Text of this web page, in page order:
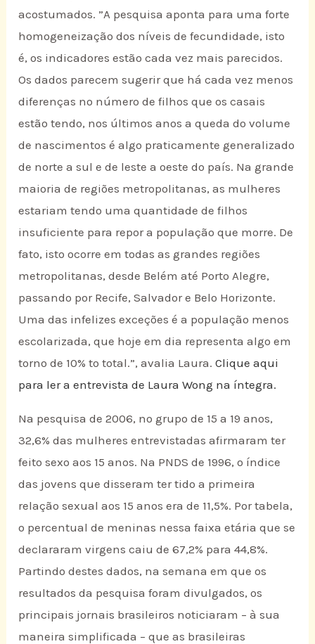
acostumados. ”A pesquisa aponta para uma forte
homogeneização dos níveis de fecundidade, isto
é, os indicadores estão cada vez mais parecidos.
Os dados parecem sugerir que há cada vez menos
diferenças no número de filhos que os casais
estão tendo, nos últimos anos a queda do volume
de nascimentos é algo praticamente generalizado
de norte a sul e de leste a oeste do país. Na grande
maioria de regiões metropolitanas, as mulheres
estariam tendo uma quantidade de filhos
insuficiente para repor a população que morre. De
fato, isto ocorre em todas as grandes regiões
metropolitanas, desde Belém até Porto Alegre,
passando por Recife, Salvador e Belo Horizonte.
Uma das infelizes exceções é a população menos
escolarizada, que hoje em dia representa algo em
torno de 10% to total.”, avalia Laura.Clique aqui
para ler a entrevista de Laura Wong na íntegra.
Na pesquisa de 2006, no grupo de 15 a 19 anos,
32,6% das mulheres entrevistadas afirmaram ter
feito sexo aos 15 anos. Na PNDS de 1996, o índice
das jovens que disseram ter tido a primeira
relação sexual aos 15 anos era de 11,5%. Por tabela,
o percentual de meninas nessa faixa etária que se
declararam virgens caiu de 67,2% para 44,8%.
Partindo destes dados, na semana em que os
resultados da pesquisa foram divulgados, os
principais jornais brasileiros noticiaram – à sua
maneira simplificada – que as brasileiras